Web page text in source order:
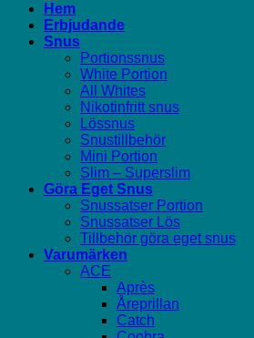
Hem
Erbjudande
Snus
Portionssnus
White Portion
All Whites
Nikotinfritt snus
Lössnus
Snustillbehör
Mini Portion
Slim – Superslim
Göra Eget Snus
Snussatser Portion
Snussatser Lös
Tillbehör göra eget snus
Varumärken
ACE
Après
Åreprillan
Catch